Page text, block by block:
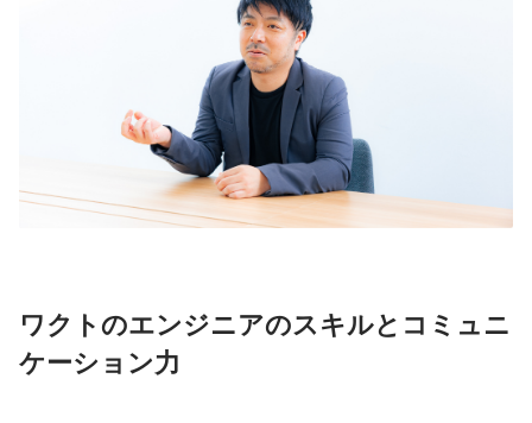
ワクトのエンジニアのスキルとコミュニ
ケーション力